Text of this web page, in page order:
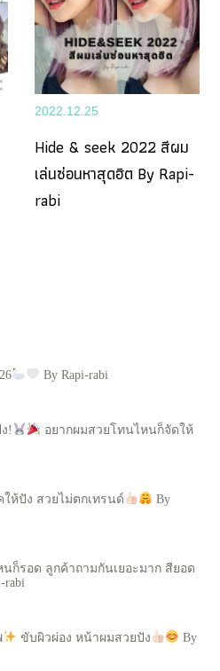
By Rapi-rabi
!
อยากผมสวยโทนไหนก็จัดให้
ห้ปัง สวยไม่ตกเทรนด์
By
นก็รอด ลูกค้าถามกันเยอะมาก สียอด
rabi
ขับผิวผ่อง หน้าผมสวยปัง
By
2022.12.25
Hide & seek 2022 สีผม
เล่นซ่อนหาสุดฮิต By Rapi-
rabi